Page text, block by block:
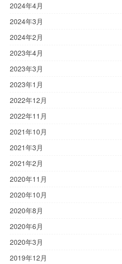
2024年4月
2024年3月
2024年2月
2023年4月
2023年3月
2023年1月
2022年12月
2022年11月
2021年10月
2021年3月
2021年2月
2020年11月
2020年10月
2020年8月
2020年6月
2020年3月
2019年12月